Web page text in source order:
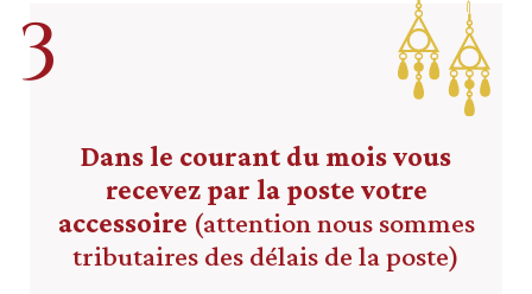
3
Dans le courant du mois vous
recevez par la poste votre
accessoire (attention nous sommes
tributaires des délais de la poste)